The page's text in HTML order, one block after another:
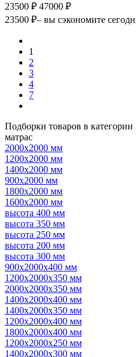
23500 ₽ 47000 ₽
23500 ₽– вы сэкономите
1
2
3
4
7
Подборки товаров в
матрас
2000х2000 мм
1200х2000 мм
1400х2000 мм
900х2000 мм
1800х2000 мм
1600х2000 мм
высота 400 мм
высота 350 мм
высота 250 мм
высота 200 мм
высота 300 мм
900х2000х400 мм
1200х2000х350 мм
2000х2000х350 мм
1400х2000х400 мм
1400х2000х350 мм
1200х2000х400 мм
1800х2000х400 мм
1200х2000х250 мм
1400х2000х300 мм